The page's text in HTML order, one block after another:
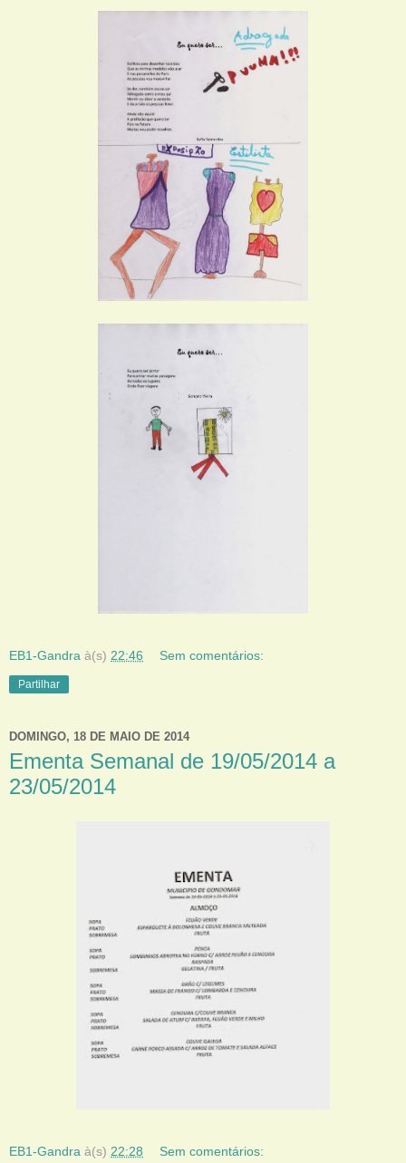
EB1-Gandra à(s) 22:46 Sem comentários:
Partilhar
DOMINGO, 18 DE MAIO DE 2014
Ementa Semanal de 19/05/2014 a
23/05/2014
EB1-Gandra à(s) 22:28 Sem comentários: